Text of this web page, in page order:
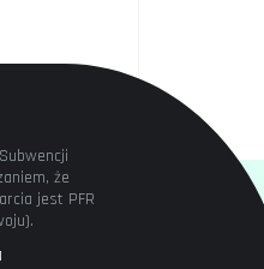
że
jest PFR